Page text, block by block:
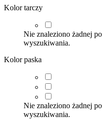
Kolor tarczy
Nie znaleziono żadnej
wyszukiwania.
Kolor paska
Nie znaleziono żadnej
wyszukiwania.